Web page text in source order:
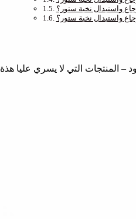
واستبدال نخبة ستور؟
واستبدال نخبة ستور؟
– المنتجات التي لا يسري عليا هذة